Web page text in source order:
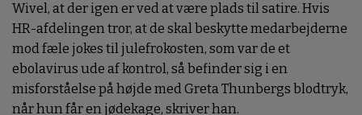
Wivel, at der igen er ved at være plads til satire. Hvis
HR-afdelingen tror, at de skal beskytte medarbejderne
mod fæle jokes til julefrokosten, som var de et
ebolavirus ude af kontrol, så befinder sig i en
misforståelse på højde med Greta Thunbergs blodtryk,
når hun får en jødekage, skriver han.